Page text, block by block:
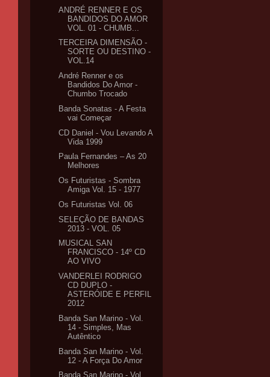
ANDRÉ RENNER E OS
BANDIDOS DO AMOR
VOL. 01 - CHUMB...
TERCEIRA DIMENSÃO -
SORTE OU DESTINO -
VOL.14
André Renner e os
Bandidos Do Amor -
Chumbo Trocado
Banda Sonatas - A Festa
vai Começar
CD Daniel - Vou Levando A
Vida 1999
Paula Fernandes – As 20
Melhores
Os Futuristas - Sombra
Amiga Vol. 15 - 1977
Os Futuristas Vol. 06
SELEÇÃO DE BANDAS
2013 - VOL. 05
MUSICAL SAN
FRANCISCO - 14º CD
AO VIVO
VANDERLEI RODRIGO
CD DUPLO -
ASTERÓIDE E PERFIL
2012
Banda San Marino - Vol.
14 - Simples, Mas
Autêntico
Banda San Marino - Vol.
12 - A Força Do Amor
Banda San Marino - Vol.